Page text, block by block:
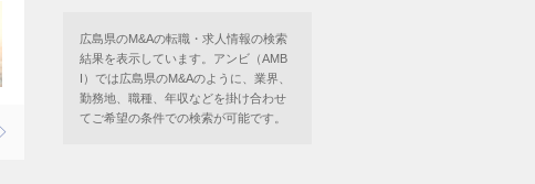
広島県のM&Aの転職・求人情報の検索
結果を表示しています。アンビ（AMB
I）では広島県のM&Aのように、業界、
勤務地、職種、年収などを掛け合わせ
てご希望の条件での検索が可能です。